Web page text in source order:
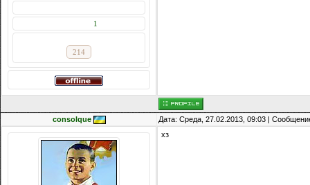
1
214
consolque Дата: Среда, 27.02.2013, 09:03 |
хз